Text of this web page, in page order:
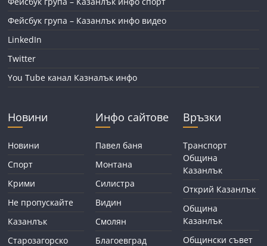
Фейсбук група – Казанлък инфо видео
LinkedIn
Twitter
You Tube канал Казналък инфо
Новини
Новини
Спорт
Крими
Не пропускайте
Казанлък
Старозагорско
Инфо сайтове
Павел баня
Монтана
Силистра
Видин
Смолян
Благоевград
Връзки
Транспорт
Община
Казанлък
Открий Казанлък
Община
Казанлък
Общински съвет